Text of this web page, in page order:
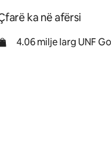
ka në afërsi
4.06 milje larg UNF